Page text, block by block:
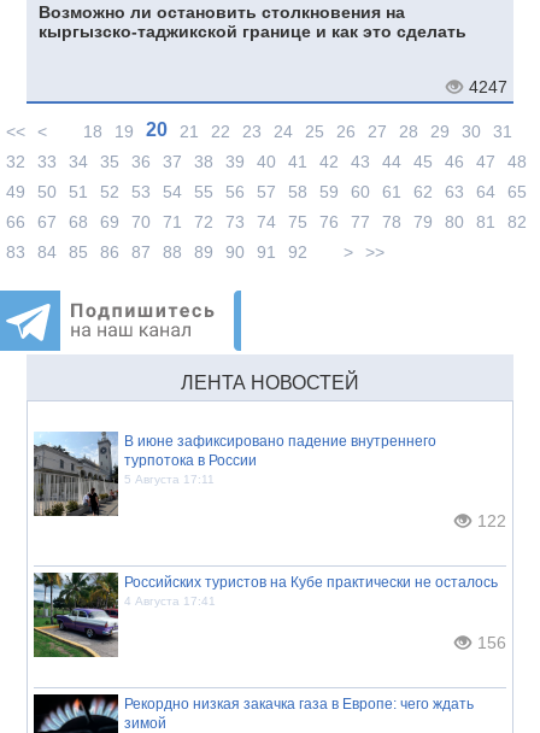
Возможно ли остановить столкновения на
кыргызско-таджикской границе и как это сделать
4247
<< < 18 19 20 21 22 23 24 25 26 27 28 29 30
31
32
33 34 35 36 37 38 39 40 41 42 43 44 45 46 47
48
49
50 51 52 53 54 55 56 57 58 59 60 61 62 63 64
65
66
67 68 69 70 71 72 73 74 75 76 77 78 79 80 81
82
83
84 85 86 87 88 89 90 91 92 > >>
ЛЕНТА НОВОСТЕЙ
В июне зафиксировано падение внутреннего
турпотока в России
5 Августа 17:11
122
Российских туристов на Кубе практически не осталось
4 Августа 17:41
156
Рекордно низкая закачка газа в Европе: чего ждать
зимой